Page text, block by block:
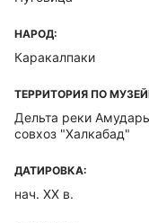
НАРОД:
Каракалпаки
ТЕРРИТОРИЯ ПО
Дельта реки
совхоз "Халкабад"
ДАТИРОВКА:
нач. XX в.